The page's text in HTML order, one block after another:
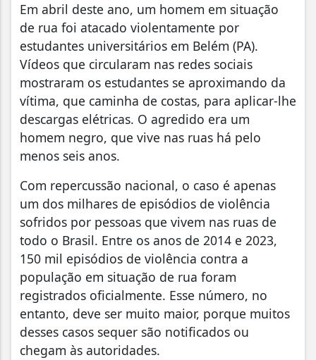
Em abril deste ano, um homem em situação
de rua foi atacado violentamente por
estudantes universitários em Belém (PA).
Vídeos que circularam nas redes sociais
mostraram os estudantes se aproximando da
vítima, que caminha de costas, para aplicar-lhe
descargas elétricas. O agredido era um
homem negro, que vive nas ruas há pelo
menos seis anos.
Com repercussão nacional, o caso é apenas
um dos milhares de episódios de violência
sofridos por pessoas que vivem nas ruas de
todo o Brasil. Entre os anos de 2014 e 2023,
150 mil episódios de violência contra a
população em situação de rua foram
registrados oficialmente. Esse número, no
entanto, deve ser muito maior, porque muitos
desses casos sequer são notificados ou
chegam às autoridades.